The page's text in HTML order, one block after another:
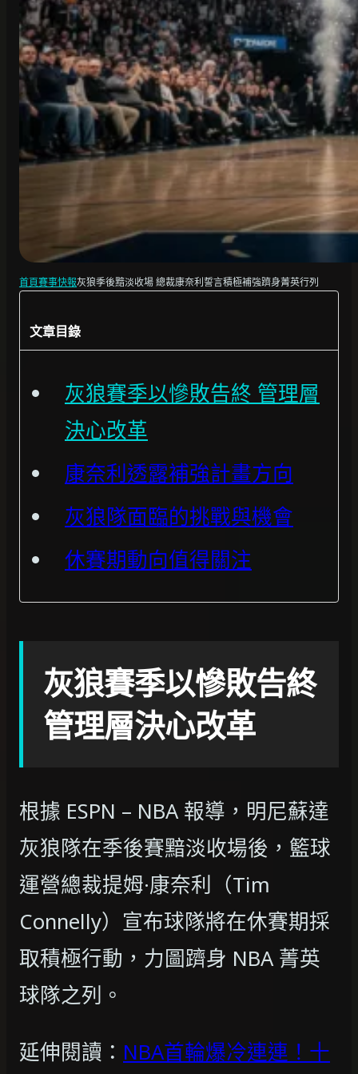
首頁賽事快報灰狼季後黯淡收場 總裁康奈利誓言積極補強躋身菁英行列
文章目錄
灰狼賽季以慘敗告終 管理層
決心改革
康奈利透露補強計畫方向
灰狼隊面臨的挑戰與機會
休賽期動向值得關注
灰狼賽季以慘敗告終
管理層決心改革
根據 ESPN – NBA 報導，明尼蘇達
灰狼隊在季後賽黯淡收場後，籃球
運營總裁提姆·康奈利（Tim
Connelly）宣布球隊將在休賽期採
取積極行動，力圖躋身 NBA 菁英
球隊之列。
延伸閱讀： NBA首輪爆冷連連！十